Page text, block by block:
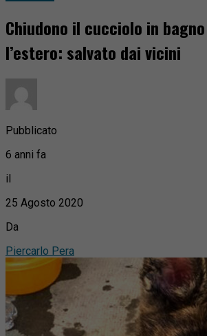
Chiudono il cucciolo in
l’estero: salvato dai vicini
Pubblicato
6 anni fa
il
25 Agosto 2020
Da
Piercarlo Pera